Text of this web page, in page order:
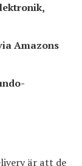
Amazons
är att de